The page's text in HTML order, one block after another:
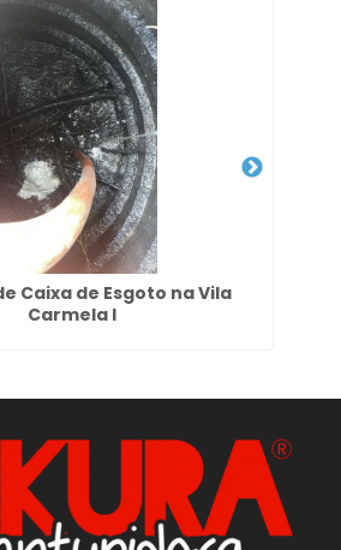
Caixa de Esgoto na Vila
Carmela I